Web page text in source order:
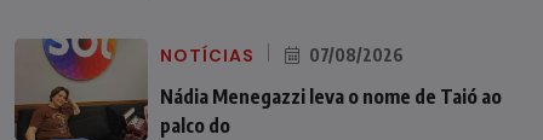
NOTÍCIAS 07/08/2026
Nádia Menegazzi leva o nome de Taió ao
palco do